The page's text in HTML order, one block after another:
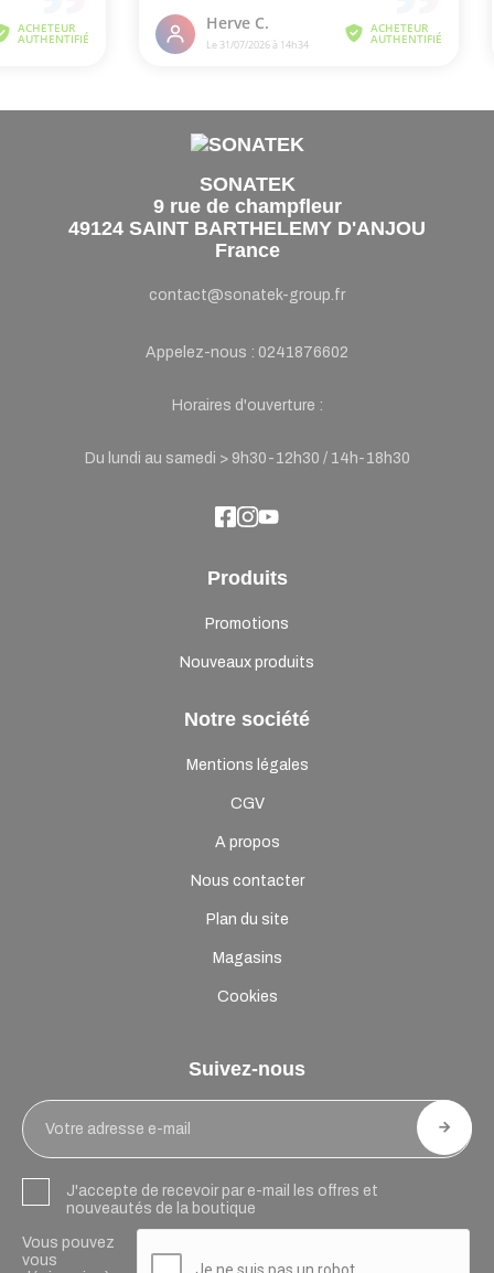
SONATEK
9 rue de champfleur
49124 SAINT BARTHELEMY D'ANJOU
France
contact@sonatek-group.fr
Appelez-nous : 0241876602
Horaires d'ouverture :
Du lundi au samedi > 9h30-12h30 / 14h-18h30
Produits
Promotions
Nouveaux produits
Notre société
Mentions légales
CGV
A propos
Nous contacter
Plan du site
Magasins
Cookies
Suivez-nous
J'accepte de recevoir par e-mail les offres et
nouveautés de la boutique
Vous pouvez
vous